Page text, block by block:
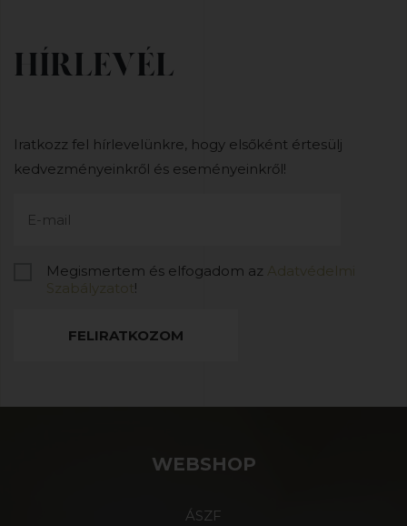
HÍRLEVÉL
Iratkozz fel hírlevelünkre, hogy elsőként értesülj
kedvezményeinkről és eseményeinkről!
Megismertem és elfogadom az Adatvédelmi
Szabályzatot !
FELIRATKOZOM
WEBSHOP
ÁSZF